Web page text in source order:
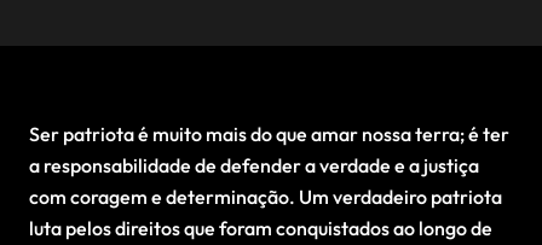
Ser patriota é muito mais do que amar nossa terra; é ter
a responsabilidade de defender a verdade e a justiça
com coragem e determinação. Um verdadeiro patriota
luta pelos direitos que foram conquistados ao longo de